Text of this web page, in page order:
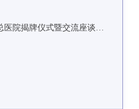
东北大学附属总医院揭牌仪式暨交流座谈会举行